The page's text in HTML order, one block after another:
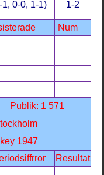
1, 0-0, 1-1) 1-2
Num
Publik: 1 571
1947
Resultat